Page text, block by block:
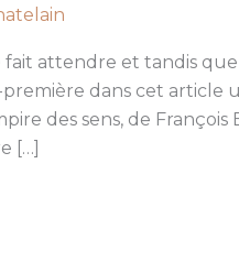
attendre et tandis
première dans cet
des sens, de
[…]